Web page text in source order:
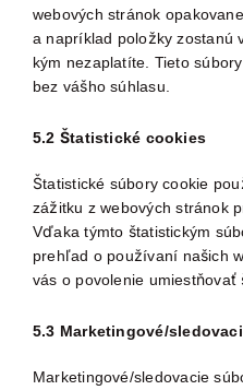
webových stránok
a napríklad položky zostanú
kým nezaplatíte. Tieto
bez vášho súhlasu.
5.2 Štatistické cookies
Štatistické súbory cookie
zážitku z webových stránok
Vďaka týmto štatistickým
prehľad o používaní našich
vás o povolenie umiestňovať
5.3 Marketingové/
Marketingové/sledovacie